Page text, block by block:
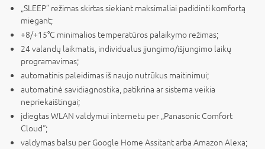
„SLEEP” režimas skirtas siekiant maksimaliai padidinti komfortą
miegant;
+8/+15°C minimalios temperatūros palaikymo režimas;
24 valandų laikmatis, individualus įjungimo/išjungimo laikų
programavimas;
automatinis paleidimas iš naujo nutrūkus maitinimui;
automatinė savidiagnostika, patikrina ar sistema veikia
nepriekaištingai;
įdiegtas WLAN valdymui internetu per „Panasonic Comfort
Cloud“;
valdymas balsu per Google Home Assitant arba Amazon Alexa;